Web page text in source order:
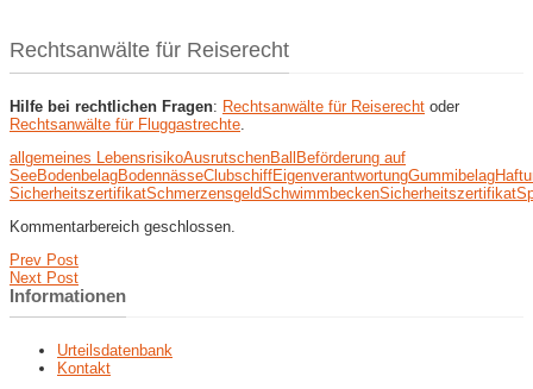
Rechtsanwälte für Reiserecht
Hilfe bei rechtlichen Fragen: Rechtsanwälte für Reiserecht oder
Rechtsanwälte für Fluggastrechte
allgemeines LebensrisikoAusrutschenBallBeförderung auf
SeeBodenbelagBodennässeClubschiffEigenverantwortungGummibelag
SicherheitszertifikatSchmerzensgeldSchwimmbeckenSicherheitszertifikat
Kommentarbereich geschlossen.
Prev Post
Next Post
Informationen
Urteilsdatenbank
Kontakt